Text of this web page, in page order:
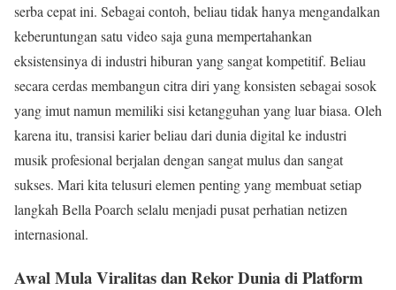
serba cepat ini. Sebagai contoh, beliau tidak hanya mengandalkan
keberuntungan satu video saja guna mempertahankan
eksistensinya di industri hiburan yang sangat kompetitif. Beliau
secara cerdas membangun citra diri yang konsisten sebagai sosok
yang imut namun memiliki sisi ketangguhan yang luar biasa. Oleh
karena itu, transisi karier beliau dari dunia digital ke industri
musik profesional berjalan dengan sangat mulus dan sangat
sukses. Mari kita telusuri elemen penting yang membuat setiap
langkah Bella Poarch selalu menjadi pusat perhatian netizen
internasional.
Awal Mula Viralitas dan Rekor Dunia di Platform